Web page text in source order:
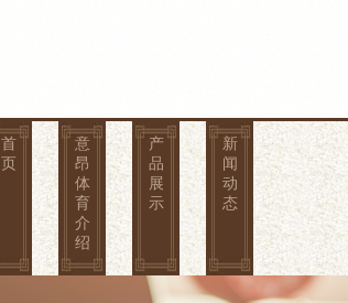
首
页
意
昂
体
育
介
绍
产
品
展
示
新
闻
动
态